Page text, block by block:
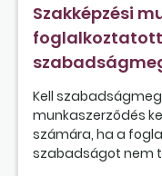
Szakképzési
Kell
munkaszerződés
számára, ha a
szabadságot nem